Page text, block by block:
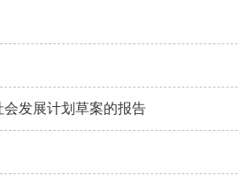
会发展计划草案的报告